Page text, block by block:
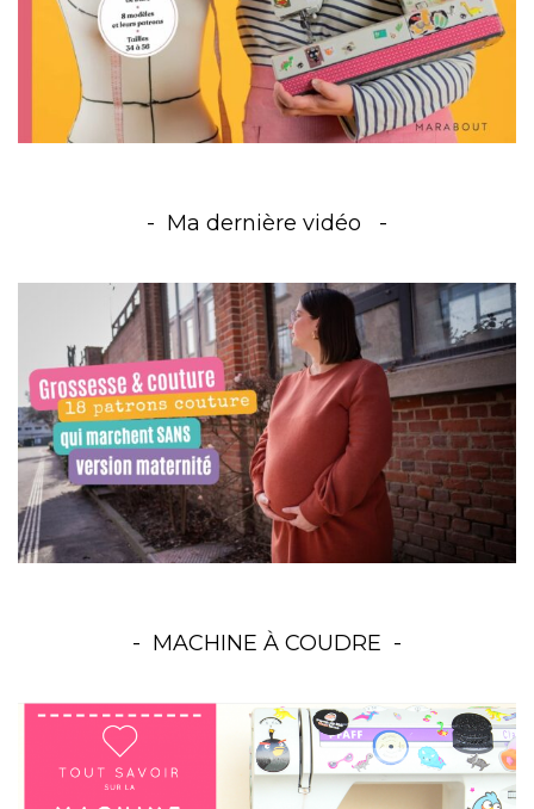
Ma dernière vidéo
MACHINE À COUDRE